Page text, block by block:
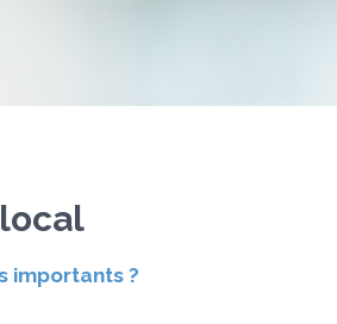
importants ?